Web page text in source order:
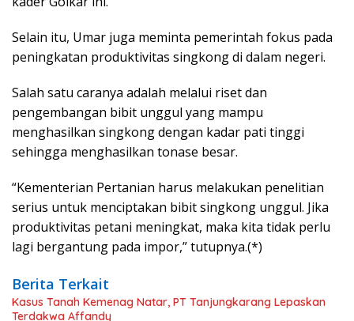
Selain itu, Umar juga meminta pemerintah fokus pada
peningkatan produktivitas singkong di dalam negeri.
Salah satu caranya adalah melalui riset dan
pengembangan bibit unggul yang mampu
menghasilkan singkong dengan kadar pati tinggi
sehingga menghasilkan tonase besar.
“Kementerian Pertanian harus melakukan penelitian
serius untuk menciptakan bibit singkong unggul. Jika
produktivitas petani meningkat, maka kita tidak perlu
lagi bergantung pada impor,” tutupnya.(*)
Berita Terkait
Kasus Tanah Kemenag Natar, PT Tanjungkarang Lepaskan
Terdakwa Affandy